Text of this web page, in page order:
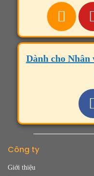
Dành cho
Công ty
Giới thiệu